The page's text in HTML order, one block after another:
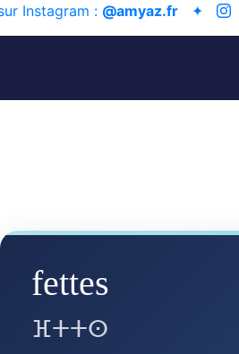
Instagram : @amyaz.fr ✦
fettes
ⴼⵜⵜⵙ